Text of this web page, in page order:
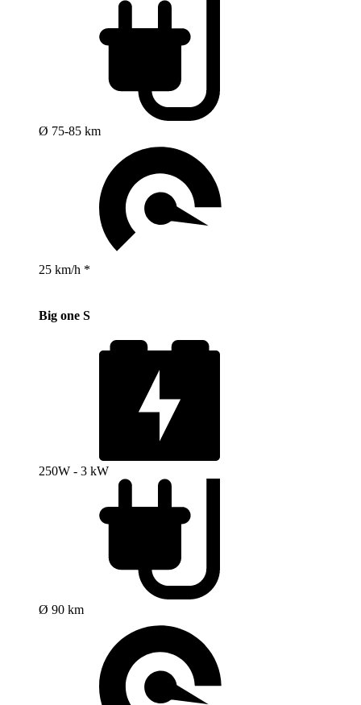
Ø 75-85 km
25 km/h *
Big one S
250W - 3 kW
Ø 90 km